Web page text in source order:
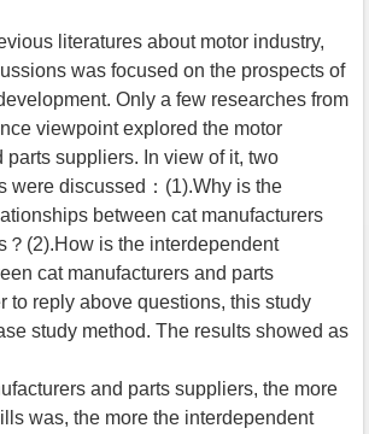
literatures about motor industry,
was focused on the prospects of
Only a few researches from
viewpoint explored the motor
parts suppliers. In view of it, two
were discussed：(1).Why is the
between cat manufacturers
？(2).How is the interdependent
cat manufacturers and parts
to reply above questions, this study
study method. The results showed as
and parts suppliers, the more
was, the more the interdependent